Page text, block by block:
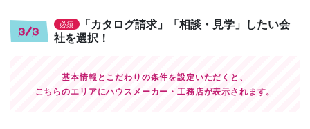
3/3
必須
「カタログ請求」「相談・見学」したい会
社を選択！
基本情報とこだわりの条件を設定いただくと、
こちらのエリアにハウスメーカー・工務店が表示されます。